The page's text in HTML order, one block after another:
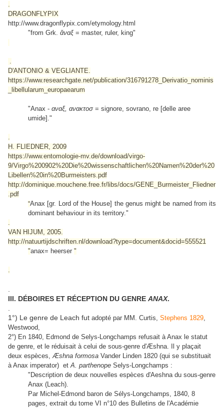
.
DRAGONFLYPIX
http://www.dragonflypix.com/etymology.html
"from Grk. ἄναξ= master, ruler, king"
.
D'ANTONIO & VEGLIANTE.
https://www.researchgate.net/publication/316791278_Derivatio_nominis
_libellularum_europaearum
"Anax - αναξ, ανακτοσ= signore, sovrano, re [delle aree
umide]."
.
H. FLIEDNER, 2009
https://www.entomologie-mv.de/download/virgo-
9/Virgo%200902%20Die%20wissenschaftlichen%20Namen%20der%20
Libellen%20in%20Burmeisters.pdf
http://dominique.mouchene.free.fr/libs/docs/GENE_Burmeister_Fliedner
.pdf
"Anax [gr. Lord of the House] the genus might be named from its
dominant behaviour in its territory."
.
VAN HIJUM, 2005.
http://natuurtijdschriften.nl/download?type=document&docid=555521
"anax= heerser "
.
III. DÉBOIRES ET RÉCEPTION DU GENRE ANAX.
1°) Le genre de Leach fut adopté par MM. Curtis, Stephens 1829,
Westwood,
2°) En 1840, Edmond de Selys-Longchamps refusait à Anax le statut
de genre, et le réduisait à celui de sous-genre d'Æshna. Il y plaçait
deux espèces,Æshna formosa Vander Linden 1820 (qui se substituait
à Anax imperator) etA. parthenope Selys-Longchamps :
"Description de deux nouvelles espèces d'Aeshna du sous-genre
Anax (Leach).
Par Michel-Edmond baron de Sélys-Longchamps, 1840, 8
pages, extrait du tome VI n°10 des Bulletins de l'Académie